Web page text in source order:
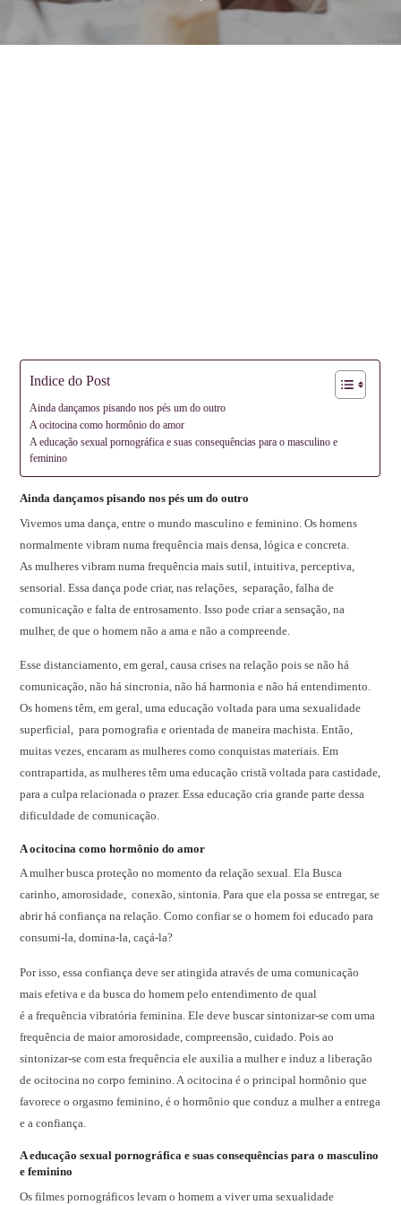
Indice do Post
Ainda dançamos pisando nos pés um do outro
A ocitocina como hormônio do amor
A educação sexual pornográfica e suas consequências para o masculino e
feminino
Ainda dançamos pisando nos pés um do outro
Vivemos uma dança, entre o mundo masculino e feminino. Os homens
normalmente vibram numa frequência mais densa, lógica e concreta.
As mulheres vibram numa frequência mais sutil, intuitiva, perceptiva,
sensorial. Essa dança pode criar, nas relações, separação, falha de
comunicação e falta de entrosamento. Isso pode criar a sensação, na
mulher, de que o homem não a ama e não a compreende.
Esse distanciamento, em geral, causa crises na relação pois se não há
comunicação, não há sincronia, não há harmonia e não há entendimento.
Os homens têm, em geral, uma educação voltada para uma sexualidade
superficial, para pornografia e orientada de maneira machista. Então,
muitas vezes, encaram as mulheres como conquistas materiais. Em
contrapartida, as mulheres têm uma educação cristã voltada para castidade,
para a culpa relacionada o prazer. Essa educação cria grande parte dessa
dificuldade de comunicação.
A ocitocina como hormônio do amor
A mulher busca proteção no momento da relação sexual. Ela Busca
carinho, amorosidade, conexão, sintonia. Para que ela possa se entregar, se
abrir há confiança na relação. Como confiar se o homem foi educado para
consumi-la, domina-la, caçá-la?
Por isso, essa confiança deve ser atingida através de uma comunicação
mais efetiva e da busca do homem pelo entendimento de qual
é a frequência vibratória feminina. Ele deve buscar sintonizar-se com uma
frequência de maior amorosidade, compreensão, cuidado. Pois ao
sintonizar-se com esta frequência ele auxilia a mulher e induz a liberação
de ocitocina no corpo feminino. A ocitocina é o principal hormônio que
favorece o orgasmo feminino, é o hormônio que conduz a mulher a entrega
e a confiança.
A educação sexual pornográfica e suas consequências para o masculino
e feminino
Os filmes pornográficos levam o homem a viver uma sexualidade